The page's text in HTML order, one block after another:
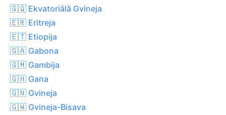
🇬🇶 Ekvatoriālā Gvineja
🇪🇷 Eritreja
🇪🇹 Etiopija
🇬🇦 Gabona
🇬🇲 Gambija
🇬🇭 Gana
🇬🇳 Gvineja
🇬🇼 Gvineja-Bisava